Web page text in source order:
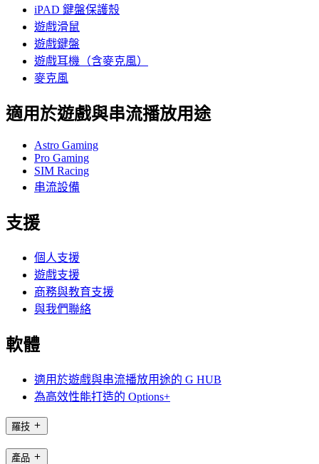
iPAD 鍵盤保護殼
遊戲滑鼠
遊戲鍵盤
遊戲耳機（含麥克風）
麥克風
適用於遊戲與串流播放用途
Astro Gaming
Pro Gaming
SIM Racing
串流設備
支援
個人支援
遊戲支援
商務與教育支援
與我們聯絡
軟體
適用於遊戲與串流播放用途的 G HUB
為高效性能打造的 Options+
羅技
產品